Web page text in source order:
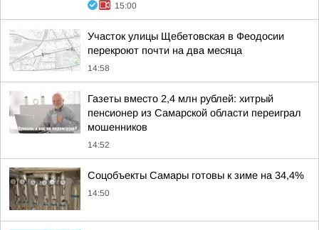
15:00
Участок улицы Щебетовская в Феодосии
перекроют почти на два месяца
14:58
Газеты вместо 2,4 млн рублей: хитрый
пенсионер из Самарской области переиграл
мошенников
14:52
Соцобъекты Самары готовы к зиме на 34,4%
14:50